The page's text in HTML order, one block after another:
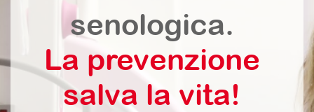
senologica.
La prevenzione
salva la vita!